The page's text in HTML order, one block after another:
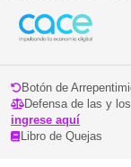
Botón de
Defensa de las y
ingrese aquí
Libro de Quejas